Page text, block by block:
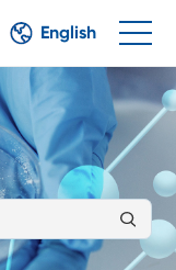
English